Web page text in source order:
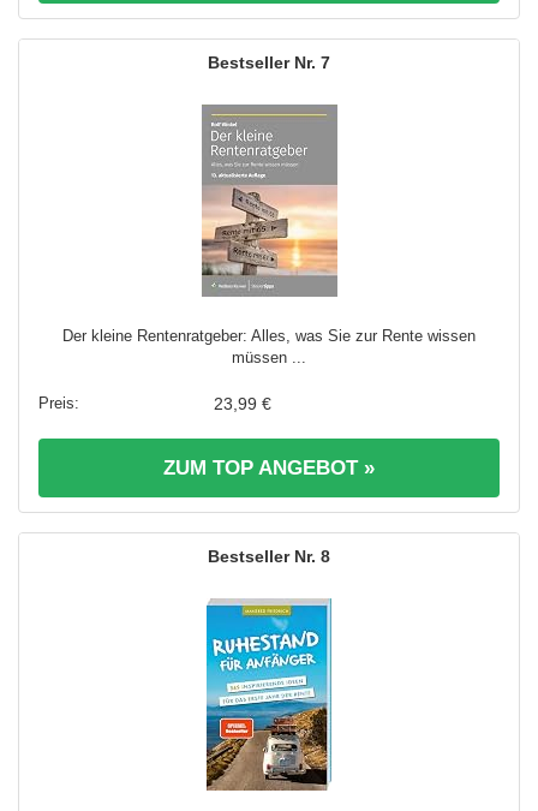
7
Der kleine Rentenratgeber: Alles, was Sie zur Rente wissen
müssen ...
23,99 €
ZUM TOP ANGEBOT »
8